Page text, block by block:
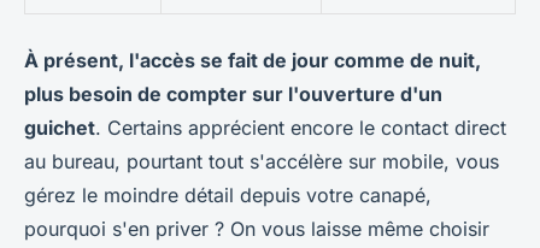
À présent, l'accès se fait de jour comme de nuit,
plus besoin de compter sur l'ouverture d'un
guichet. Certains apprécient encore le contact direct
au bureau, pourtant tout s'accélère sur mobile, vous
gérez le moindre détail depuis votre canapé,
pourquoi s'en priver ? On vous laisse même choisir